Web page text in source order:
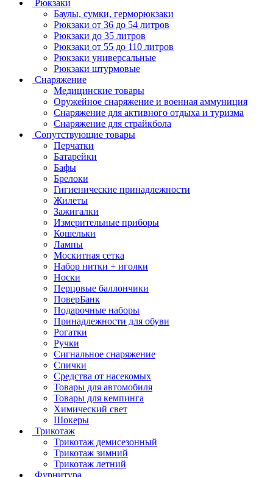
Рюкзаки
Баулы, сумки, герморюкзаки
Рюкзаки от 36 до 54 литров
Рюкзаки до 35 литров
Рюкзаки от 55 до 110 литров
Рюкзаки универсальные
Рюкзаки штурмовые
Снаряжение
Медицинские товары
Оружейное снаряжение и военная аммуниция
Снаряжение для активного отдыха и туризма
Снаряжение для страйкбола
Сопутствующие товары
Перчатки
Батарейки
Бафы
Брелоки
Гигиенические принадлежности
Жилеты
Зажигалки
Измерительные приборы
Кошельки
Лампы
Москитная сетка
Набор нитки + иголки
Носки
Перцовые баллончики
ПоверБанк
Подарочные наборы
Принадлежности для обуви
Рогатки
Ручки
Сигнальное снаряжение
Спички
Средства от насекомых
Товары для автомобиля
Товары для кемпинга
Химический свет
Шокеры
Трикотаж
Трикотаж демисезонный
Трикотаж зимний
Трикотаж летний